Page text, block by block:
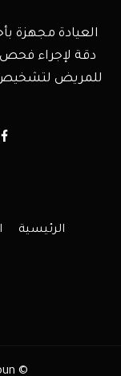
العيادة مجهزة
دقة لإجراء
للمريض لتشخيص
الرئيسية
©